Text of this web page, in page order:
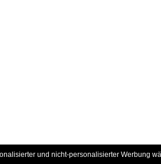
und nicht-personalisierter Werbung